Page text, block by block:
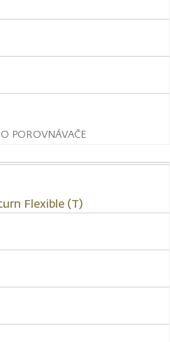
POROVNÁVAČE
Flexible (T)